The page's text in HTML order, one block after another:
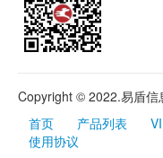
Copyright © 2022.易盾信
首页
产品列表
使用协议